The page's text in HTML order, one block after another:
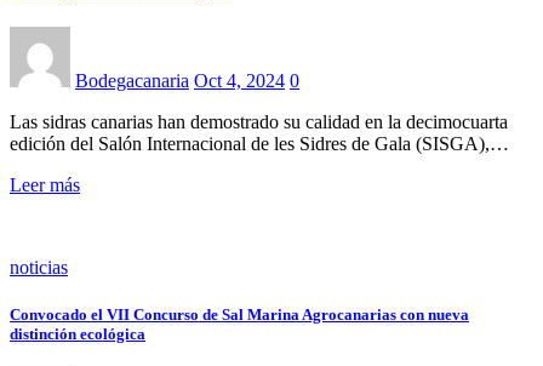
Bodegacanaria Oct 4, 2024 0
Las sidras canarias han demostrado su calidad en la decimocuarta
edición del Salón Internacional de les Sidres de Gala (SISGA),…
Leer más
noticias
Convocado el VII Concurso de Sal Marina Agrocanarias con nueva
distinción ecológica